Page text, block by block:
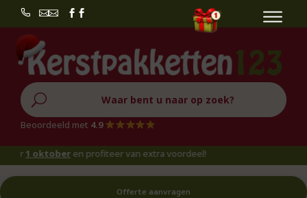
 
U
Beoordeeld met 4.9
1 oktoberen profiteer van extra voordeel!
Offerte aanvragen